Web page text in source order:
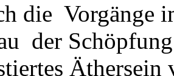
die Vorgänge
der
Äthersein